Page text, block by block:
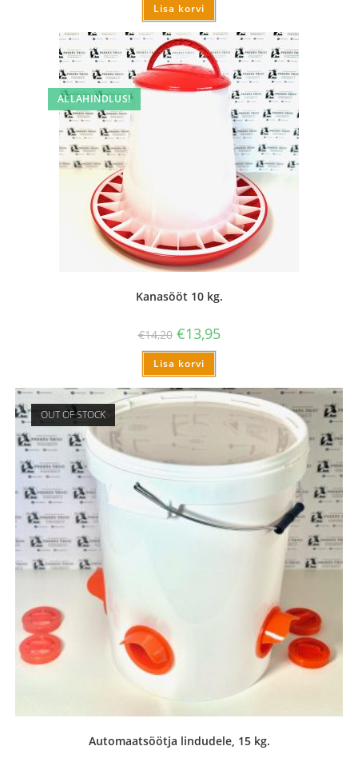
Lisa korvi
ALLAHINDLUS!
Kanasööt 10 kg.
€14,20 €13,95
Lisa korvi
OUT OF STOCK
Automaatsöötja lindudele, 15 kg.